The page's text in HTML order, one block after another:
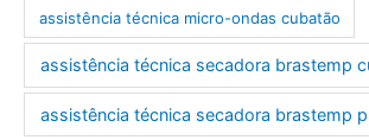
assistência técnica micro-ondas cubatão
assistência técnica secadora brastemp
assistência técnica secadora brastemp